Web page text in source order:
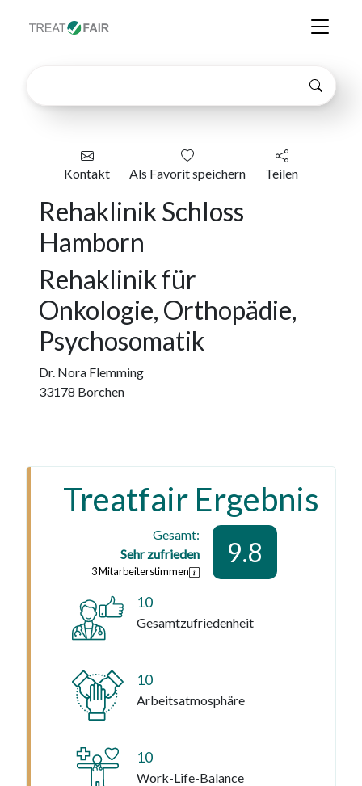
Kontakt Als Favorit speichern Teilen
Rehaklinik Schloss
Hamborn
Rehaklinik für
Onkologie, Orthopädie,
Psychosomatik
Dr. Nora Flemming
33178 Borchen
Treatfair Ergebnis
Gesamt:
Sehr zufrieden
3Mitarbeiterstimmen
9.8
10
Gesamtzufriedenheit
10
Arbeitsatmosphäre
10
Work-Life-Balance